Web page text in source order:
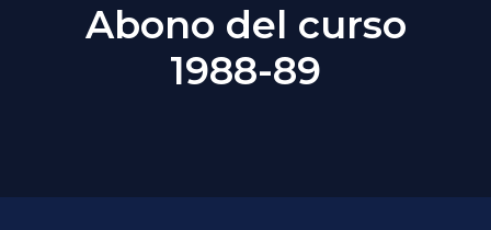
Search
Abono del curso
1988-89